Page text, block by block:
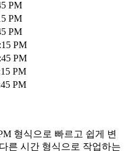
PM
PM
PM
PM
PM
PM
PM
형식으로 빠르고 쉽게 변
른 시간 형식으로 작업하는